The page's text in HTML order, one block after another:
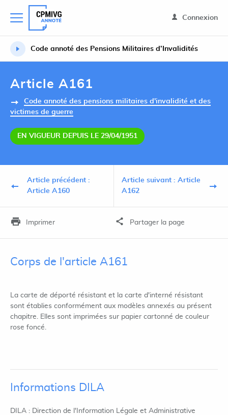
Connexion
Code annoté des Pensions Militaires d’Invalidités
Article A161
Code annoté des pensions militaires d'invalidité et des
victimes de guerre
EN VIGUEUR DEPUIS LE 29/04/1951
Article précédent :
Article A160
Article suivant : Article
A162
Imprimer Partager la page
Corps de l'article A161
La carte de déporté résistant et la carte d'interné résistant
sont établies conformément aux modèles annexés au présent
chapitre. Elles sont imprimées sur papier cartonné de couleur
rose foncé.
Informations DILA
DILA : Direction de l'Information Légale et Administrative